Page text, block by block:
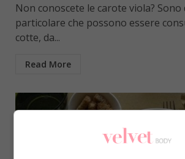
Non conoscete le carote viola?
particolare che possono essere
cotte, da...
Read More